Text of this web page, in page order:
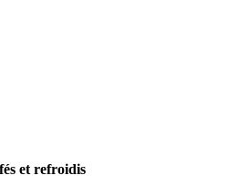
et refroidis